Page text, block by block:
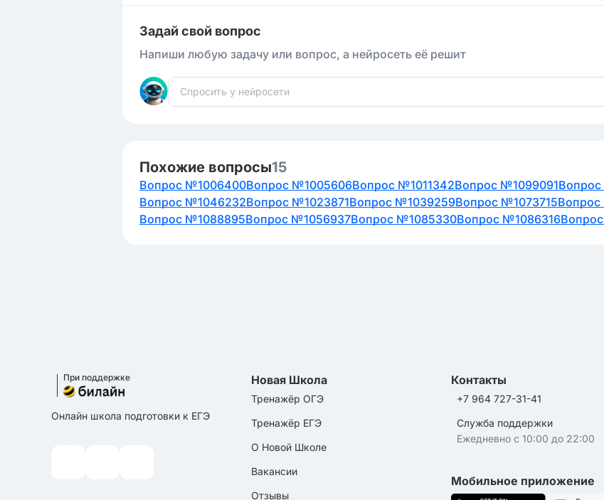
Задай свой вопрос
Напиши любую задачу или вопрос, а нейросеть её решит
Похожие вопросы15
Вопрос №1006400Вопрос №1005606Вопрос №1011342Вопрос №1099091
Вопрос №1046232Вопрос №1023871Вопрос №1039259Вопрос №1073715
Вопрос №1088895Вопрос №1056937Вопрос №1085330Вопрос №1086316
При поддержке
Онлайн школа подготовки к ЕГЭ
Новая Школа
Тренажёр ОГЭ
Тренажёр ЕГЭ
О Новой Школе
Вакансии
Отзывы
Контакты
+7 964 727-31-41
Служба поддержки
Ежедневно с 10:00 до 22:00
Мобильное приложение